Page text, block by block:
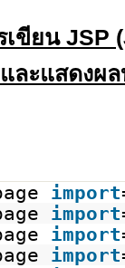
ขียน JSP
ละแสดงผ
import
import
import
import